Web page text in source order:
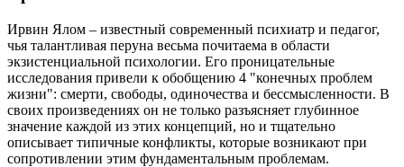
Ирвин Ялом – известный современный психиатр и педагог,
чья талантливая перуна весьма почитаема в области
экзистенциальной психологии. Его проницательные
исследования привели к обобщению 4 "конечных проблем
жизни": смерти, свободы, одиночества и бессмысленности. В
своих произведениях он не только разъясняет глубинное
значение каждой из этих концепций, но и тщательно
описывает типичные конфликты, которые возникают при
сопротивлении этим фундаментальным проблемам.